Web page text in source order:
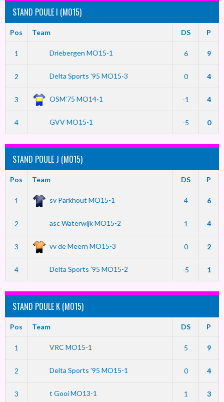
STAND POULE I (MO15)
Pos Team DS P
1 Driebergen MO15-1 6 9
2 Delta Sports ’95 MO15-3 0 4
3 OSM’75 MO14-1 -1 4
4 GVV MO15-1 -5 0
STAND POULE J (MO15)
Pos Team DS P
1 sv Parkhout MO15-1 4 6
2 asc Waterwijk MO15-2 1 4
3 vv de Meern MO15-3 0 2
4 Delta Sports ’95 MO15-2 -5 1
STAND POULE K (MO15)
Pos Team DS P
1 VRC MO15-1 5 9
2 Delta Sports ’95 MO15-1 0 4
3 t Gooi MO13-1 1 3